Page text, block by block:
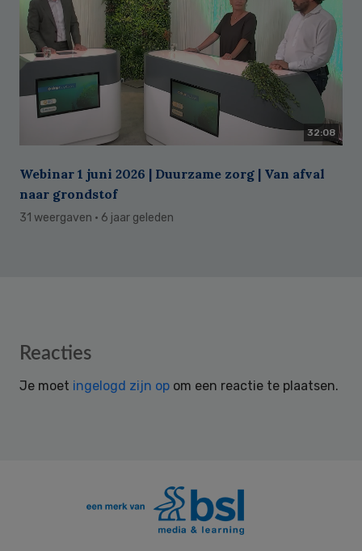
32:08
Webinar 1 juni 2026 | Duurzame zorg | Van afval
naar grondstof
31 weergaven · 6 jaar geleden
Reader
Reacties
Je moet ingelogd zijn op om een reactie te plaatsen.